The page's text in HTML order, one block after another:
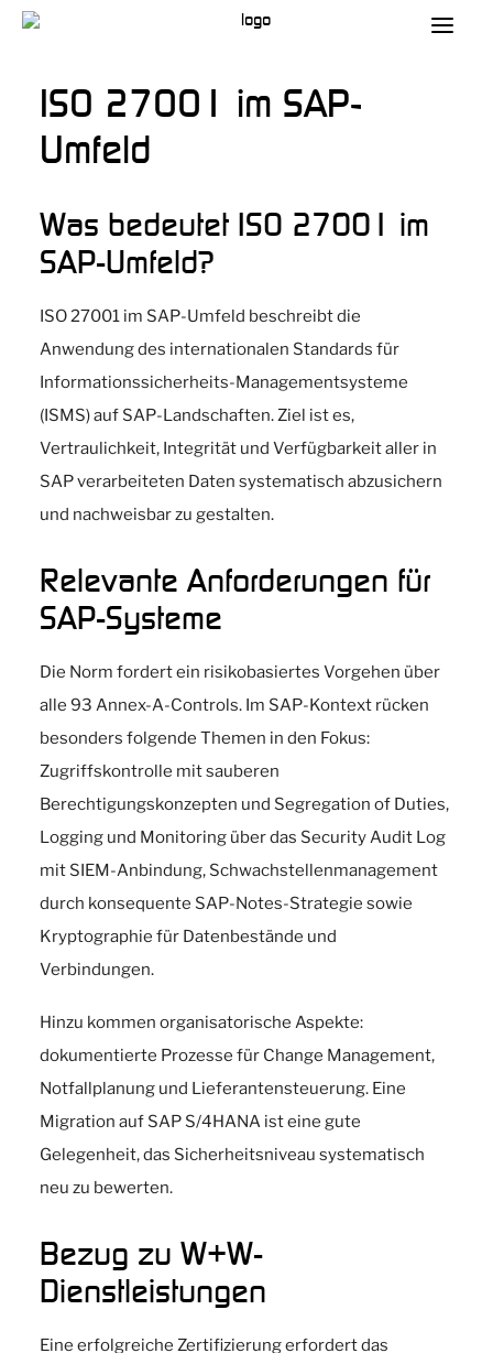
ISO 27001 im SAP-
Umfeld
Was bedeutet ISO 27001 im
SAP-Umfeld?
ISO 27001 im SAP-Umfeld beschreibt die
Anwendung des internationalen Standards für
Informationssicherheits-Managementsysteme
(ISMS) auf SAP-Landschaften. Ziel ist es,
Vertraulichkeit, Integrität und Verfügbarkeit aller in
SAP verarbeiteten Daten systematisch abzusichern
und nachweisbar zu gestalten.
Relevante Anforderungen für
SAP-Systeme
Die Norm fordert ein risikobasiertes Vorgehen über
alle 93 Annex-A-Controls. Im SAP-Kontext rücken
besonders folgende Themen in den Fokus:
Zugriffskontrolle mit sauberen
Berechtigungskonzepten und Segregation of Duties,
Logging und Monitoring über das Security Audit Log
mit SIEM-Anbindung, Schwachstellenmanagement
durch konsequente SAP-Notes-Strategie sowie
Kryptographie für Datenbestände und
Verbindungen.
Hinzu kommen organisatorische Aspekte:
dokumentierte Prozesse für Change Management,
Notfallplanung und Lieferantensteuerung. Eine
Migration auf SAP S/4HANA ist eine gute
Gelegenheit, das Sicherheitsniveau systematisch
neu zu bewerten.
Bezug zu W+W-
Dienstleistungen
Eine erfolgreiche Zertifizierung erfordert das